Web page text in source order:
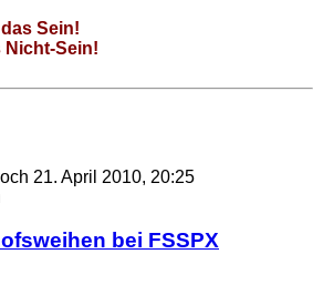
Sein!
Nicht-Sein!
21. April 2010, 20:25
bei FSSPX